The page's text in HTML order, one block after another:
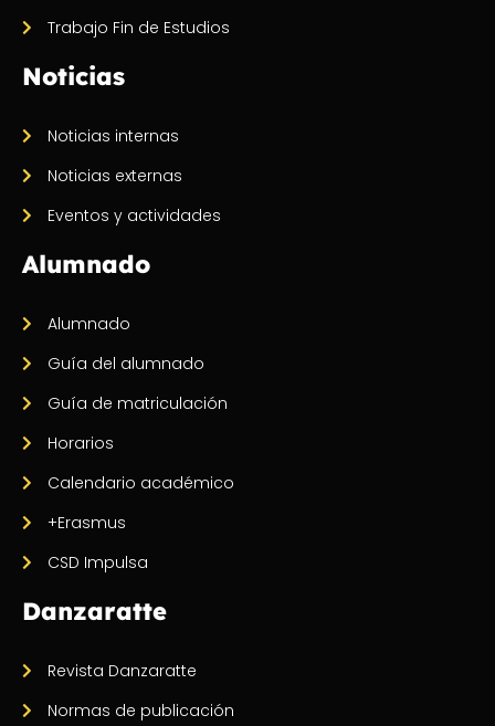
Trabajo Fin de Estudios
Noticias
Noticias internas
Noticias externas
Eventos y actividades
Alumnado
Alumnado
Guía del alumnado
Guía de matriculación
Horarios
Calendario académico
+Erasmus
CSD Impulsa
Danzaratte
Revista Danzaratte
Normas de publicación